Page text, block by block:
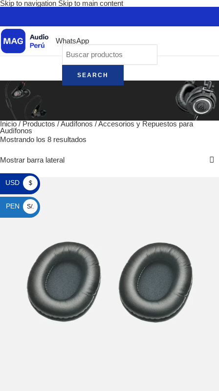
Skip to navigation Skip to main content
WhatsApp
SEARCH
Inicio / Productos /Audífonos /Accesorios y Repuestos para
Audífonos
Mostrando los 8 resultados
Mostrar barra lateral
USD $
PEN S/.